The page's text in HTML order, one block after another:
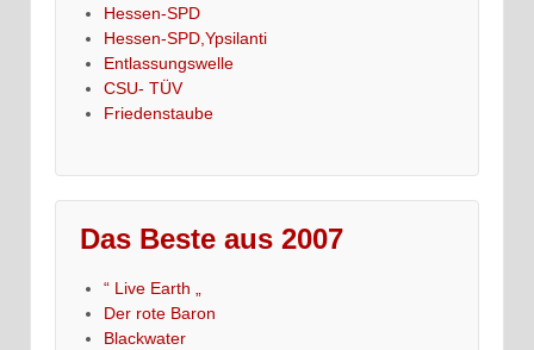
Hessen-SPD
Hessen-SPD,Ypsilanti
Entlassungswelle
CSU- TÜV
Friedenstaube
Das Beste aus 2007
“ Live Earth „
Der rote Baron
Blackwater